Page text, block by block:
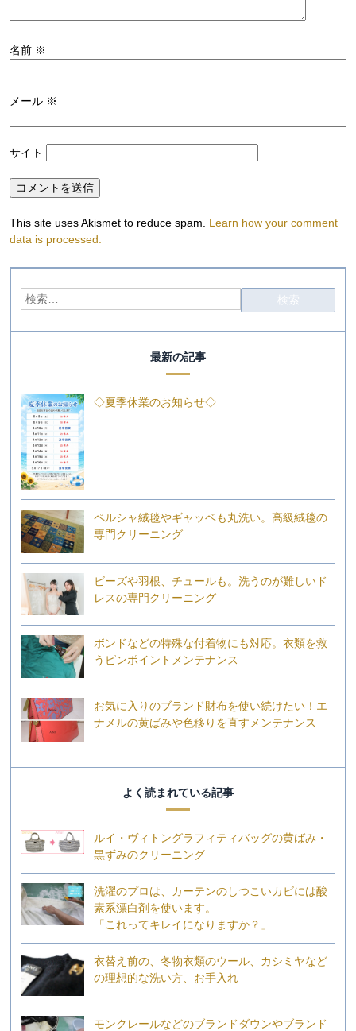
名前 ※
メール ※
サイト
This site uses Akismet to reduce spam. Learn how your comment
data is processed.
最新の記事
◇夏季休業のお知らせ◇
ペルシャ絨毯やギャッベも丸洗い。高級絨毯の
専門クリーニング
ビーズや羽根、チュールも。洗うのが難しいド
レスの専門クリーニング
ボンドなどの特殊な付着物にも対応。衣類を救
うピンポイントメンテナンス
お気に入りのブランド財布を使い続けたい！エ
ナメルの黄ばみや色移りを直すメンテナンス
よく読まれている記事
ルイ・ヴィトングラフィティバッグの黄ばみ・
黒ずみのクリーニング
洗濯のプロは、カーテンのしつこいカビには酸
素系漂白剤を使います。
「これってキレイになりますか？」
衣替え前の、冬物衣類のウール、カシミヤなど
の理想的な洗い方、お手入れ
モンクレールなどのブランドダウンやブランド